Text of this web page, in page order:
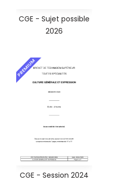
CGE - Sujet possible
2026
PREMIUM
CGE - Session 2024